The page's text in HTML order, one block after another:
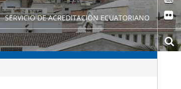
SERVICIO DE ACREDITACION ECUATORIANO